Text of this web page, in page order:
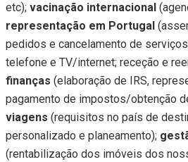
etc); vacinação internacional
representação em Portugal
pedidos e cancelamento de
telefone e TV/internet; receção e
finanças (elaboração de IRS,
pagamento de impostos/obtenção
viagens (requisitos no país de
personalizado e planeamento);
(rentabilização dos imóveis dos